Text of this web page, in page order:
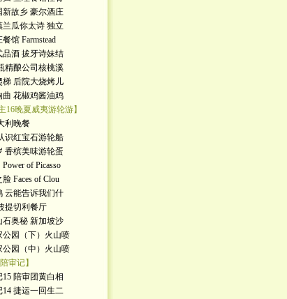
新故乡 豪尔酒庄
兰瓜你太诗 独立
馆 Farmstead
品酒 拔牙诗妹结
精酿公司核桃溪
梯 后院大烧烤儿
曲 花椒鸡酱油鸡
16晚夏威夷游轮游】
利晚餐
识红宝石游轮船
香槟美味游轮蛋
of Picasso
Faces of Clou
云能告诉我们什
提切利餐厅
石奥秘 新加坡沙
公园（下）火山喷
公园（中）火山喷
审记】
15 陪审团黄白相
14 捷运一回生二